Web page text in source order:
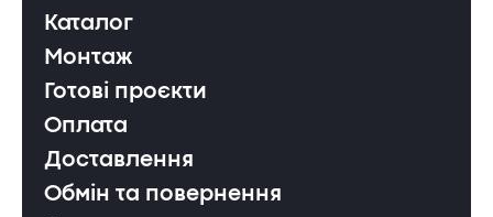
Каталог
Монтаж
Готові проєкти
Оплата
Доставлення
Обмін та повернення